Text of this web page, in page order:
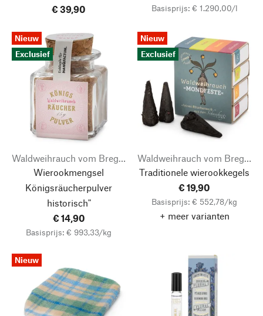
€ 39,90
Basisprijs: € 1.290,00/l
Nieuw
Exclusief
Waldweihrauch vom Bregahof
Wierookmengsel
Königsräucherpulver
historisch"
€ 14,90
Basisprijs: € 993,33/kg
Nieuw
Exclusief
Waldweihrauch vom Bregahof
Traditionele wierookkegels
€ 19,90
Basisprijs: € 552,78/kg
+ meer varianten
Nieuw